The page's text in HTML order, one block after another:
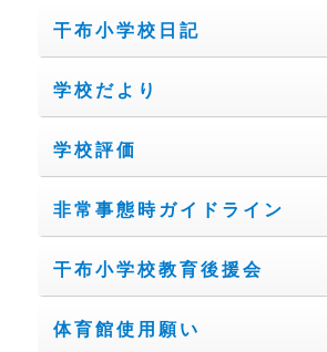
干布小学校日記
学校だより
学校評価
非常事態時ガイドライン
干布小学校教育後援会
体育館使用願い